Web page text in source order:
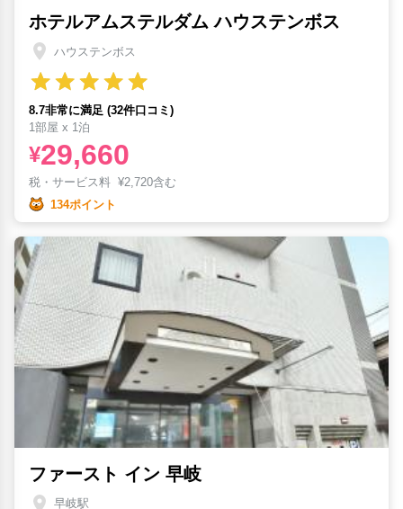
ホテルアムステルダム ハウステンボス
ハウステンボス
8.7非常に満足 (32件口コミ)
1部屋 x 1泊
¥29,660
税・サービス料 ¥2,720含む
134ポイント
ファースト イン 早岐
早岐駅